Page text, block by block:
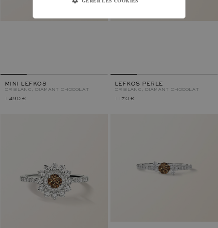
MINI LEFKOS
OR BLANC, DIAMANT CHOCOLAT
1 490 €
LEFKOS PERLE
OR BLANC, DIAMANT CHOCOLAT
1 170 €